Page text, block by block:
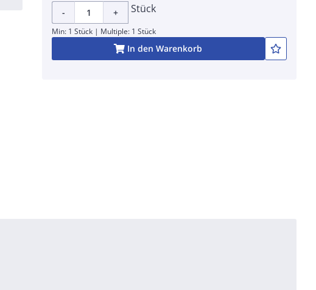
- + Stück
Min: 1 Stück | Multiple: 1 Stück
In den Warenkorb